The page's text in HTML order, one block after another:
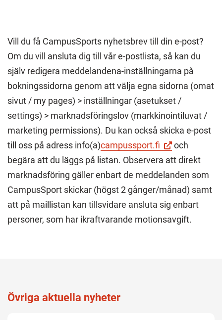
Länken
öppnas
i
en
ny
flik.)
Vill du få CampusSports nyhetsbrev till din e-post?
Om du vill ansluta dig till vår e-postlista, så kan du
själv redigera meddelandena-inställningarna på
bokningssidorna genom att välja egna sidorna (omat
sivut / my pages) > inställningar (asetukset /
settings) > marknadsföringslov (markkinointiluvat /
marketing permissions). Du kan också skicka e-post
till oss på adress info(a)campussport.fi (Besök
en
extern
webbplats.
Länken
öppnas
och
begära att du läggs på listan. Observera att direkt
marknadsföring gäller enbart de meddelanden som
CampusSport skickar (högst 2 gånger/månad) samt
att på maillistan kan tillsvidare ansluta sig enbart
personer, som har ikraftvarande motionsavgift.
Övriga aktuella nyheter